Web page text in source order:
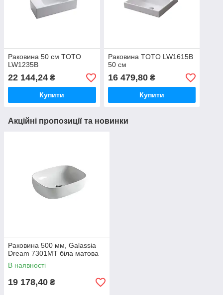
Раковина 50 см TOTO
LW1235B
22 144,24 ₴
Купити
Раковина TOTO LW1615B
50 см
16 479,80₴
Купити
Акційні пропозиції та новинки
Раковина 500 мм, Galassia
Dream 7301MT біла матова
В наявності
19 178,40 ₴